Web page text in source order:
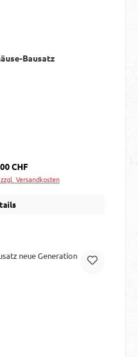
Bausatz
Preis:
CHF
Versandkosten